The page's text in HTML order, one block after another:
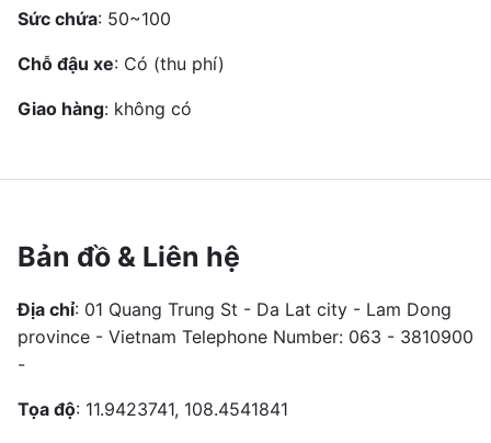
Sức chứa: 50~100
Chỗ đậu xe: Có (thu phí)
Giao hàng: không có
Bản đồ & Liên hệ
Địa chỉ: 01 Quang Trung St - Da Lat city - Lam Dong
province - Vietnam Telephone Number: 063 - 3810900
-
Tọa độ: 11.9423741, 108.4541841